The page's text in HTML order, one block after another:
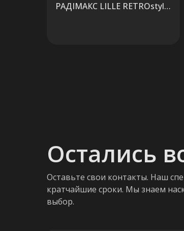
РАДIМАКС LILLE RETROstyle
Остались
Оставьте свои контакты. Наш
кратчайшие сроки. Мы знаем
выбор.